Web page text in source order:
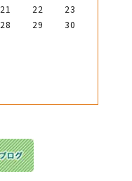
21 22
23
28 29
30